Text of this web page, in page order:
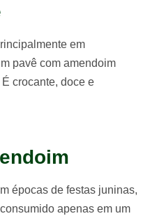
em
pavê com amendoim
crocante, doce e
épocas de festas juninas,
apenas em um